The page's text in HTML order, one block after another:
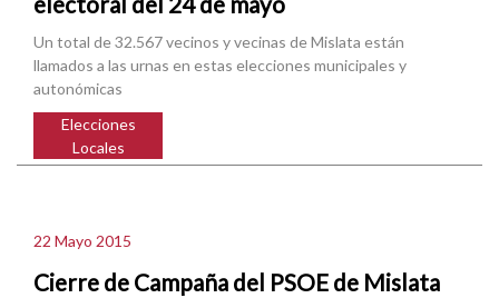
Un total de 32.567 vecinos y vecinas de Mislata están
llamados a las urnas en estas elecciones municipales y
autonómicas
Elecciones
Locales
22 Mayo 2015
Cierre de Campaña del PSOE de Mislata